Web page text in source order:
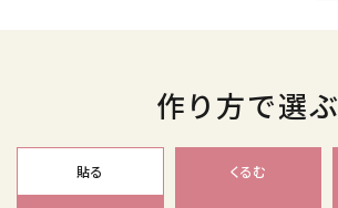
作り方で選ぶ
貼る くるむ